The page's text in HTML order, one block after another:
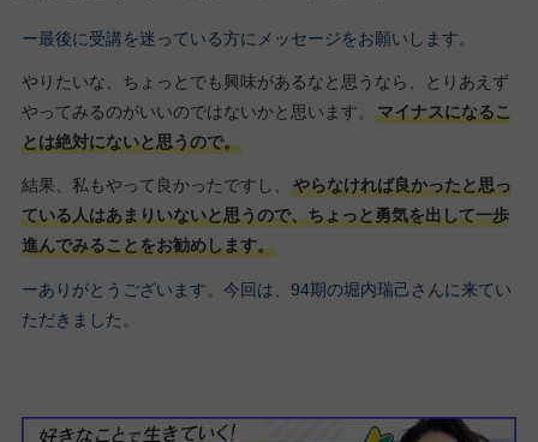
ー最後に受講を迷っている方にメッセージをお願いします。
やりたいな、ちょっとでも興味があるなと思うなら、とりあえず
やってみるのがいいのではないかと思います。
マイナスになるこ
とは絶対にないと思うので。
結果、私もやって良かったですし、
やらなければ良かったと思っ
ている人はあまりいないと思うので、ちょっと勇気を出して一歩
進んでみることをお勧めします。
ーありがとうございます。今回は、94期の堀内瑞己さんに来てい
ただきました。